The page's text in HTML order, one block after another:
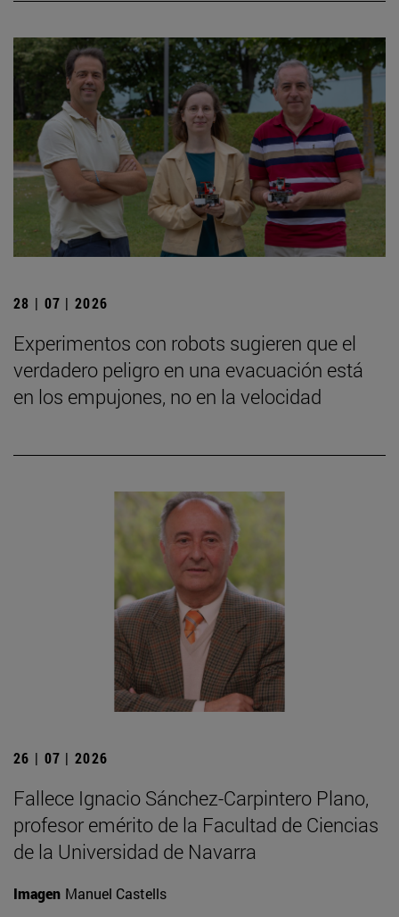
28 | 07 | 2026
Experimentos con robots sugieren que el
verdadero peligro en una evacuación está
en los empujones, no en la velocidad
26 | 07 | 2026
Fallece Ignacio Sánchez-Carpintero Plano,
profesor emérito de la Facultad de Ciencias
de la Universidad de Navarra
Imagen Manuel Castells